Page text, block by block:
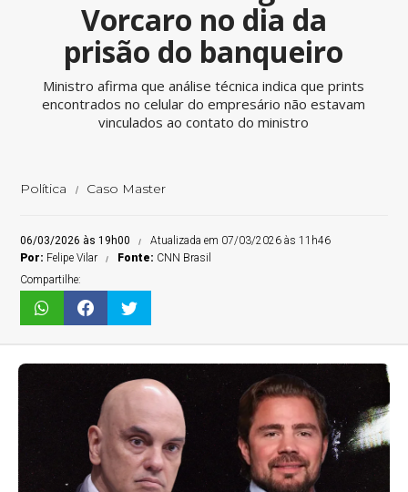
Vorcaro no dia da
prisão do banqueiro
Ministro afirma que análise técnica indica que prints
encontrados no celular do empresário não estavam
vinculados ao contato do ministro
Política Caso Master
06/03/2026 às 19h00
Atualizada em 07/03/2026 às 11h46
Por: Felipe Vilar Fonte: CNN Brasil
Compartilhe: